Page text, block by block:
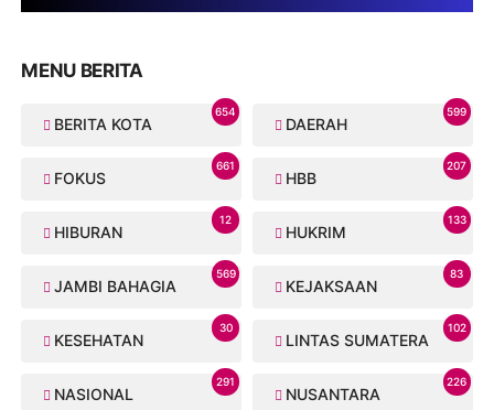
MENU BERITA
BERITA KOTA
654
DAERAH
599
FOKUS
661
HBB
207
HIBURAN
12
HUKRIM
133
JAMBI BAHAGIA
569
KEJAKSAAN
83
KESEHATAN
30
LINTAS SUMATERA
102
NASIONAL
291
NUSANTARA
226